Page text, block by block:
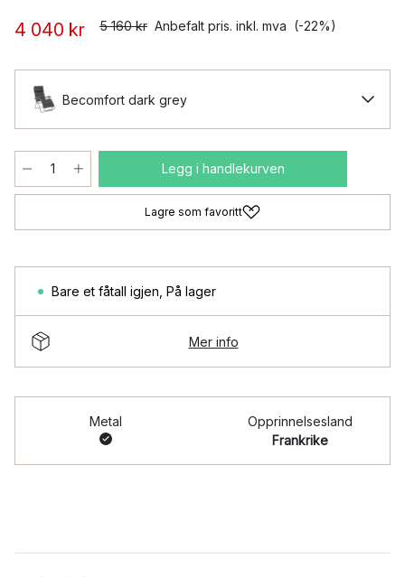
4 040 kr 5 160 kr Anbefalt pris. inkl. mva (-22%)
Becomfort dark grey
Legg i handlekurven
Lagre som favoritt
Bare et fåtall igjen På lager
Mer info
Metal
Opprinnelsesland
Frankrike